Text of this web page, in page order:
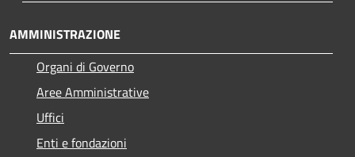
AMMINISTRAZIONE
Organi di Governo
Aree Amministrative
Uffici
Enti e fondazioni